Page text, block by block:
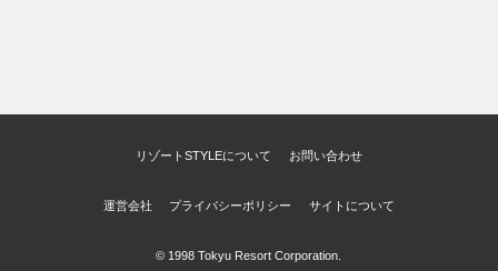
リゾートSTYLEについて お問い合わせ
運営会社 プライバシーポリシー サイトについて
© 1998 Tokyu Resort Corporation.